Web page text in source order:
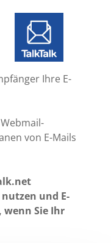
Ihre E-
von E-Mails
und E-
Sie Ihr